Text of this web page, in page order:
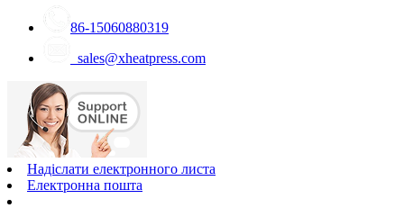
86-15060880319
sales@xheatpress.com
Надіслати електронного листа
Електронна пошта